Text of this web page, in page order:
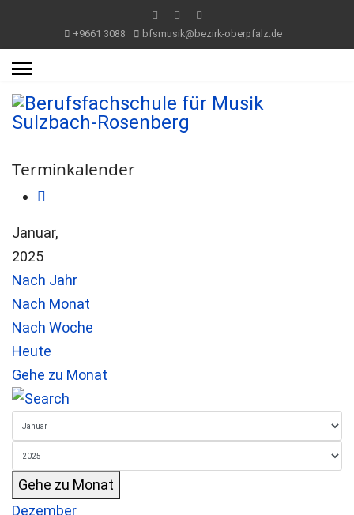
+9661 3088 bfsmusik@bezirk-oberpfalz.de
Terminkalender
Januar,
2025
Nach Jahr
Nach Monat
Nach Woche
Heute
Gehe zu Monat
Gehe zu Monat
Dezember